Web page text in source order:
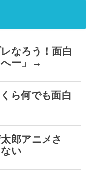
なろう！面白
へー」→
ら何でも面白
郎アニメさ
い